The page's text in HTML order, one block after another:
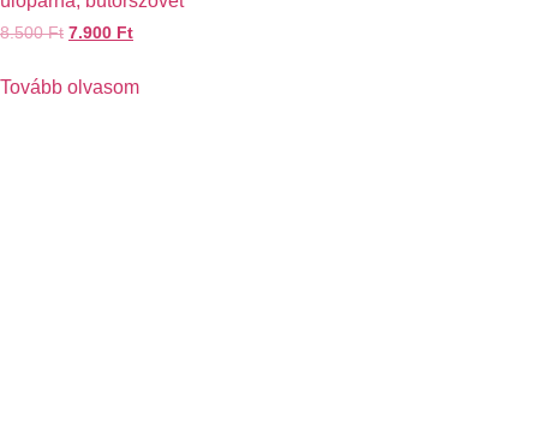
8.500Ft 7.900 Ft
Tovább olvasom